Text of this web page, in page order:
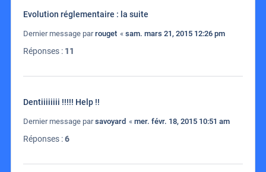
Evolution réglementaire : la suite
Dernier message parrouget « sam. mars 21, 2015 12:26 pm
Réponses : 11
Dentiiiiiiii !!!!! Help !!
Dernier message parsavoyard « mer. févr. 18, 2015 10:51 am
Réponses :6